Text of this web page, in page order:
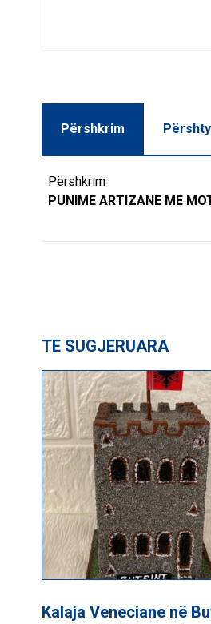
Përshkrim
Përshkrim
PUNIME ARTIZANE ME
TE SUGJERUARA
Kalaja Veneciane në